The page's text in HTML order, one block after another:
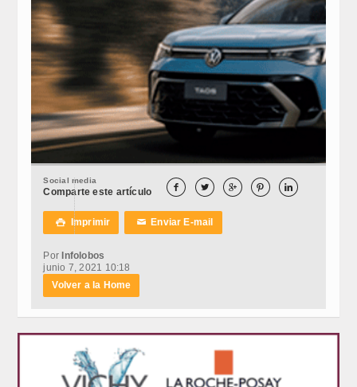
Social media
Comparte este artículo     
 Imprimir ✉Enviar E-mail
Por Infolobos
junio 7, 2021 10:18
Volver a la Home